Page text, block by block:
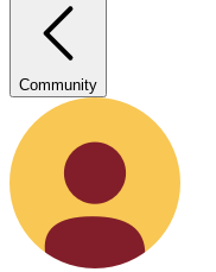
Community